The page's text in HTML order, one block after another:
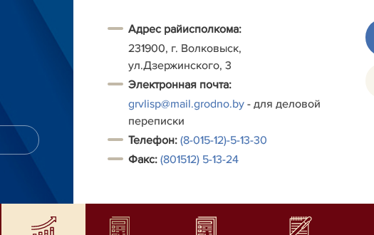
Адрес райисполкома:
231900, г. Волковыск,
ул.Дзержинского, 3
Электронная почта:
grvlisp@mail.grodno.by - для деловой
переписки
Телефон: (8-015-12)-5-13-30
Факс: (801512) 5-13-24